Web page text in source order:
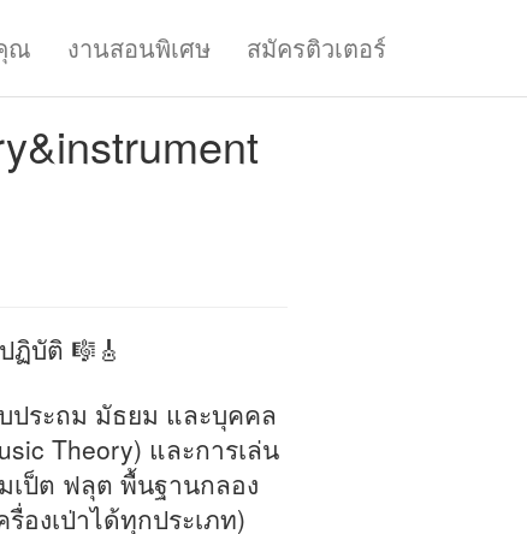
ณ งานสอนพิเศษ สมัครติวเตอร์
บัติ 🎼🎸
ประถม มัธยม และบุคคล
Theory) และการเล่น
เป็ต ฟลุต พื้นฐานกลอง
องเป่าได้ทุกประเภท)